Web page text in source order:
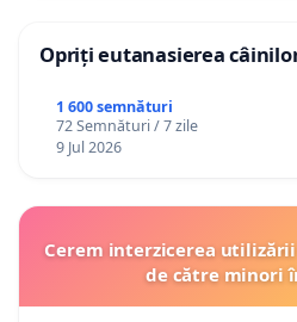
Opriți eutanasierea
1 600 semnături
72 Semnături / 7 zile
9 Jul 2026
Cerem interzicerea
de către minori